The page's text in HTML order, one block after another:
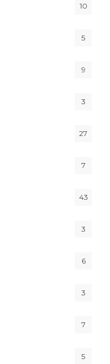
10
5
9
3
27
7
43
3
6
3
7
5